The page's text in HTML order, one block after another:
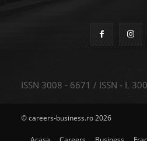
ISSN 3008 - 6671 / ISSN - L
© careers-business.ro 2026